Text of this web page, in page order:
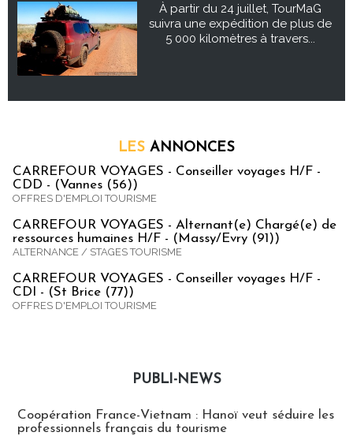
À partir du 24 juillet, TourMaG
suivra une expédition de plus de
5 000 kilomètres à travers...
LES ANNONCES
CARREFOUR VOYAGES - Conseiller voyages H/F -
CDD - (Vannes (56))
OFFRES D'EMPLOI TOURISME
CARREFOUR VOYAGES - Alternant(e) Chargé(e) de
ressources humaines H/F - (Massy/Evry (91))
ALTERNANCE / STAGES TOURISME
CARREFOUR VOYAGES - Conseiller voyages H/F -
CDI - (St Brice (77))
OFFRES D'EMPLOI TOURISME
PUBLI-NEWS
Coopération France-Vietnam : Hanoï veut séduire les
professionnels français du tourisme